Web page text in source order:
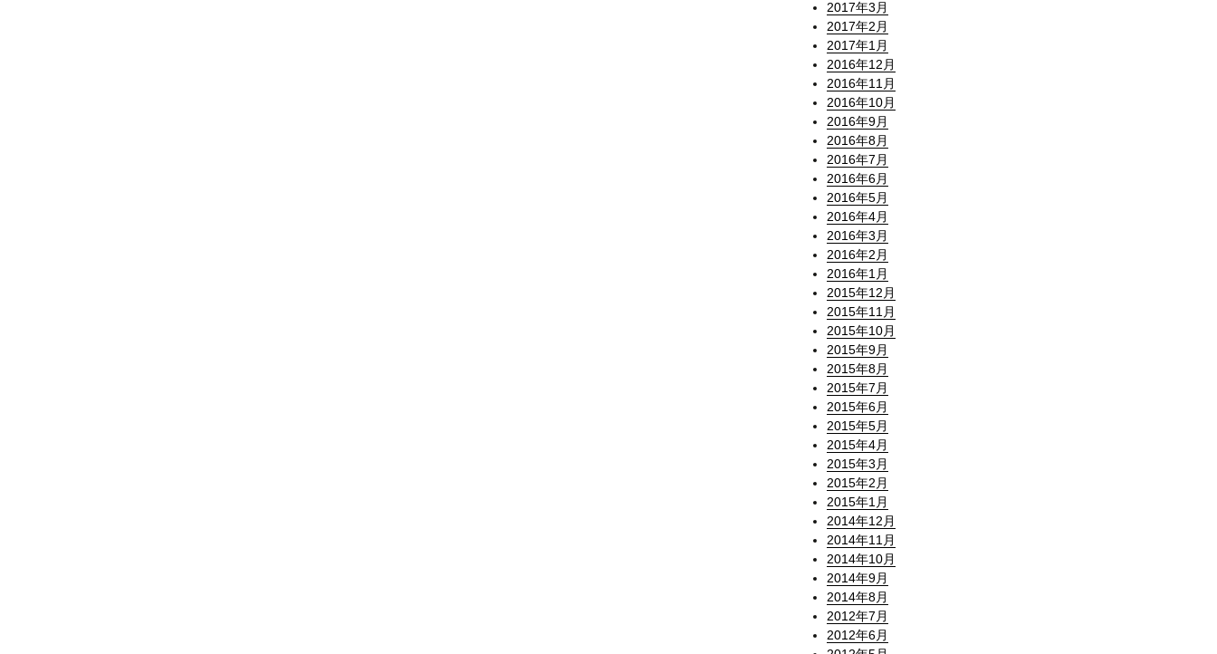
2017年3月
2017年2月
2017年1月
2016年12月
2016年11月
2016年10月
2016年9月
2016年8月
2016年7月
2016年6月
2016年5月
2016年4月
2016年3月
2016年2月
2016年1月
2015年12月
2015年11月
2015年10月
2015年9月
2015年8月
2015年7月
2015年6月
2015年5月
2015年4月
2015年3月
2015年2月
2015年1月
2014年12月
2014年11月
2014年10月
2014年9月
2014年8月
2012年7月
2012年6月